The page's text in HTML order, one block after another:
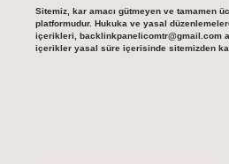
Sitemiz, kar amacı gütmeyen ve tamamen
platformudur. Hukuka ve yasal
içerikleri, backlinkpanelicomtr@gmail.com
içerikler yasal süre içerisinde sitemizden